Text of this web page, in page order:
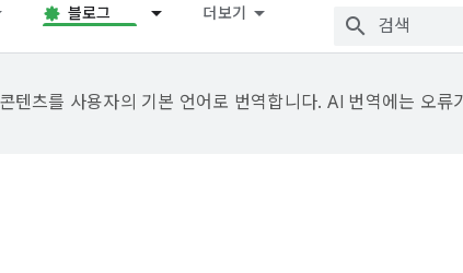
블로그 더보기
츠를 사용자의 기본 언어로 번역합니다. AI 번역에는 오류